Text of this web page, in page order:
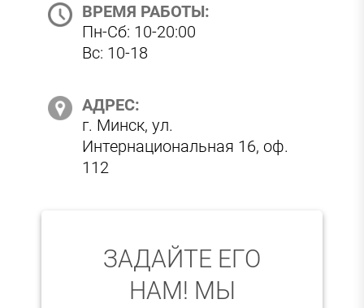
ВРЕМЯ РАБОТЫ:
Пн-Сб: 10-20:00
Вс: 10-18
АДРЕС:
г. Минск, ул.
Интернациональная 16, оф.
112
ЗАДАЙТЕ ЕГО
НАМ! МЫ